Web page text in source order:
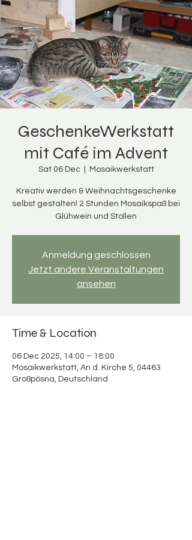
GeschenkeWerkstatt
mit Café im Advent
Sat 06 Dec
  |
Mosaikwerkstatt
Kreativ werden & Weihnachtsgeschenke
selbst gestalten! 2 Stunden Mosaikspaß bei
Glühwein und Stollen
Anmeldung geschlossen
Jetzt andere Veranstaltungen
ansehen
Time & Location
06 Dec 2025, 14:00 – 18:00
Mosaikwerkstatt, An d. Kirche 5, 04463
Großpösna, Deutschland